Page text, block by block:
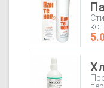
и